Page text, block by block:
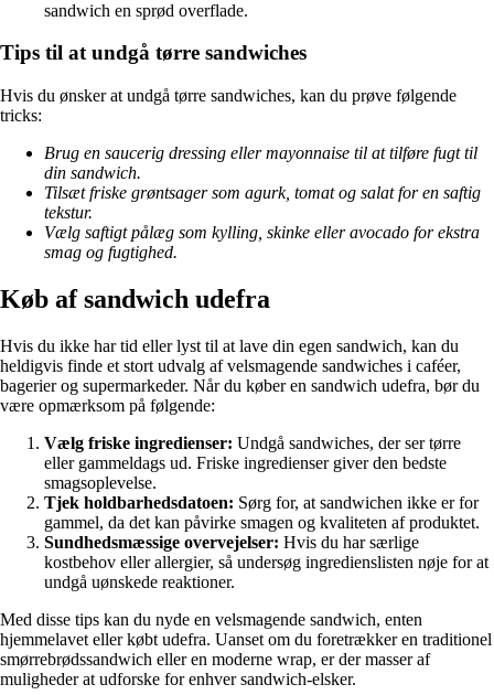
sandwich en sprød overflade.
Tips til at undgå tørre sandwiches
Hvis du ønsker at undgå tørre sandwiches, kan du prøve følgende
tricks:
Brug en saucerig dressing eller mayonnaise til at tilføre fugt til
din sandwich.
Tilsæt friske grøntsager som agurk, tomat og salat for en saftig
tekstur.
Vælg saftigt pålæg som kylling, skinke eller avocado for ekstra
smag og fugtighed.
Køb af sandwich udefra
Hvis du ikke har tid eller lyst til at lave din egen sandwich, kan du
heldigvis finde et stort udvalg af velsmagende sandwiches i caféer,
bagerier og supermarkeder. Når du køber en sandwich udefra, bør du
være opmærksom på følgende:
Vælg friske ingredienser: Undgå sandwiches, der ser tørre
eller gammeldags ud. Friske ingredienser giver den bedste
smagsoplevelse.
Tjek holdbarhedsdatoen: Sørg for, at sandwichen ikke er for
gammel, da det kan påvirke smagen og kvaliteten af produktet.
Sundhedsmæssige overvejelser: Hvis du har særlige
kostbehov eller allergier, så undersøg ingredienslisten nøje for at
undgå uønskede reaktioner.
Med disse tips kan du nyde en velsmagende sandwich, enten
hjemmelavet eller købt udefra. Uanset om du foretrækker en traditionel
smørrebrødssandwich eller en moderne wrap, er der masser af
muligheder at udforske for enhver sandwich-elsker.